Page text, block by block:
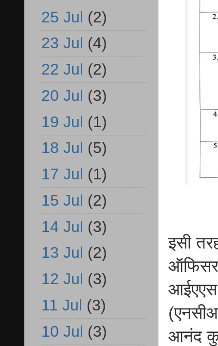
इसी
ऑफिसर
आईएएस
आनंद
25 Jul (2)
23 Jul (4)
22 Jul (2)
20 Jul (3)
19 Jul (1)
18 Jul (5)
17 Jul (1)
15 Jul (2)
14 Jul (3)
13 Jul (2)
12 Jul (3)
11 Jul (3)
10 Jul (3)